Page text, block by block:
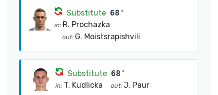
Substitute 68'
in: R. Prochazka
out: G. Moistsrapishvili
Substitute 68'
in: T. Kudlicka out: J. Paur